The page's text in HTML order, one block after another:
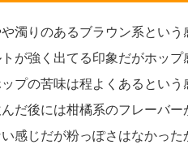
濁りのあるブラウン系という
が強く出てる印象だがホップ
プの苦味は程よくあるとい
だ後には柑橘系のフレーバ
感じだが粉っぽさはなかっ